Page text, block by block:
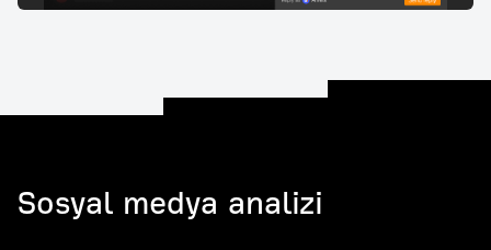
Sosyal medya analizi